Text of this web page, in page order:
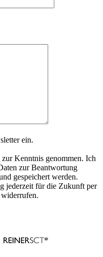
ein.
zur Kenntnis genommen. Ich
zur Beantwortung
gespeichert werden.
jederzeit für die Zukunft per